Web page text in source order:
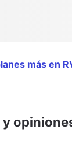
más en